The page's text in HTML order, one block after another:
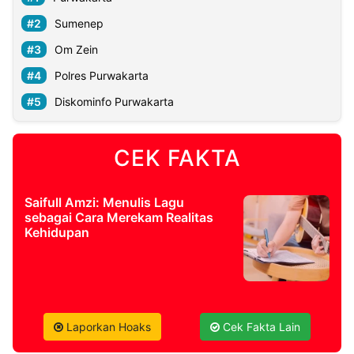
Sumenep
Om Zein
Polres Purwakarta
Diskominfo Purwakarta
CEK FAKTA
Saifull Amzi: Menulis Lagu
sebagai Cara Merekam Realitas
Kehidupan
Laporkan Hoaks Cek Fakta Lain